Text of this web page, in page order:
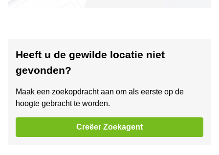
Heeft u de gewilde locatie niet
gevonden?
Maak een zoekopdracht aan om als eerste op de
hoogte gebracht te worden.
Creëer Zoekagent